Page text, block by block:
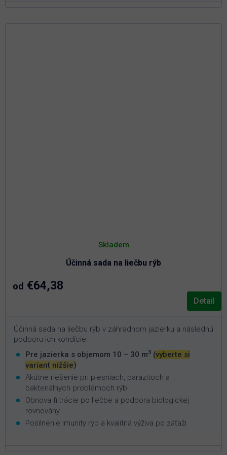
Účinná sada na liečbu rýb
Skladem
od €64,38
Detail
Účinná sada na liečbu rýb v záhradnom jazierku a následnú
podporu ich kondície.
Pre jazierka s objemom 10 – 30 m3 (vyberte si
variant nižšie)
Akútne riešenie pri plesniach, parazitoch a
bakteriálnych problémoch rýb
Obnova filtrácie po liečbe a podpora biologickej
rovnováhy
Posilnenie imunity rýb a kvalitná výživa po záťaži